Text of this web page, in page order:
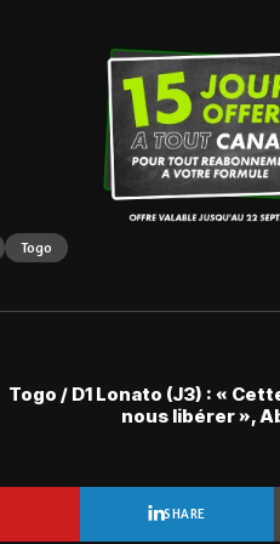
Togo
Togo / D1 Lonato (J3) : «
nous libérer »,
SHARE